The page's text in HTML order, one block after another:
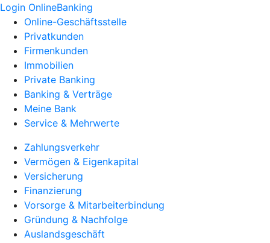
Login OnlineBanking
Online-Geschäftsstelle
Privatkunden
Firmenkunden
Immobilien
Private Banking
Banking & Verträge
Meine Bank
Service & Mehrwerte
Zahlungsverkehr
Vermögen & Eigenkapital
Versicherung
Finanzierung
Vorsorge & Mitarbeiterbindung
Gründung & Nachfolge
Auslandsgeschäft